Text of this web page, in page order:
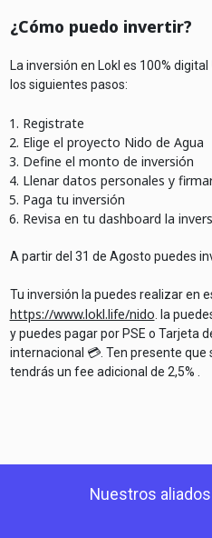
¿Cómo puedo invertir?
La inversión en Lokl es 100%
los siguientes pasos:
Registrate
Elige el proyecto Nido de Agua
Define el monto de inversión
Llenar datos personales y
Paga tu inversión
Revisa en tu dashboard la
A partir del 31 de Agosto puedes
Tu inversión la puedes realizar en
https://www.lokl.life/nido . la
y puedes pagar por PSE o Tarjeta
internacional 💳. Ten presente
tendrás un fee adicional de 2,5% .
Nuestros